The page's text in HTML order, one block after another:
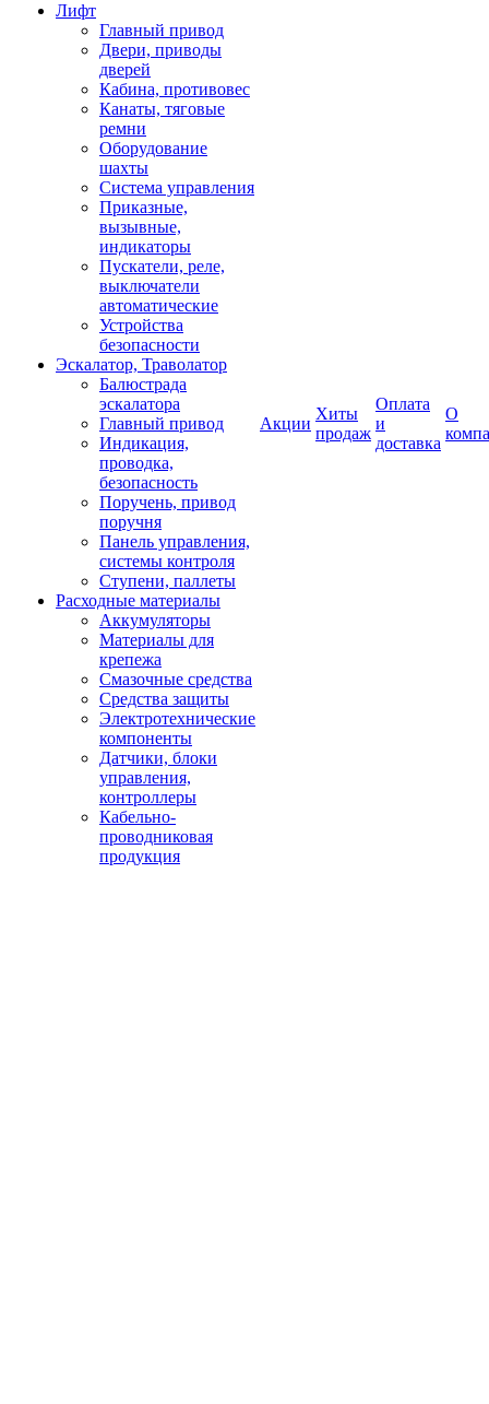
Лифт
Главный привод
Двери, приводы
дверей
Кабина, противовес
Канаты, тяговые
ремни
Оборудование
шахты
Система управления
Приказные,
вызывные,
индикаторы
Пускатели, реле,
выключатели
автоматические
Устройства
безопасности
Эскалатор, Траволатор
Балюстрада
эскалатора
Главный привод
Индикация,
проводка,
безопасность
Поручень, привод
поручня
Панель управления,
системы контроля
Ступени, паллеты
Расходные материалы
Аккумуляторы
Материалы для
крепежа
Смазочные средства
Средства защиты
Электротехнические
компоненты
Датчики, блоки
управления,
контроллеры
Кабельно-
проводниковая
продукция
Акции
Хиты
продаж
Оплата
и
доставка
О